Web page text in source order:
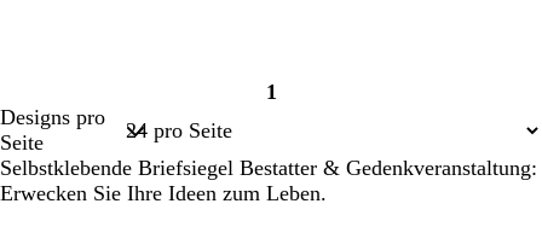
Seite
1
Designs pro
Seite
Selbstklebende Briefsiegel Bestatter & Gedenkveranstaltung:
Erwecken Sie Ihre Ideen zum Leben.